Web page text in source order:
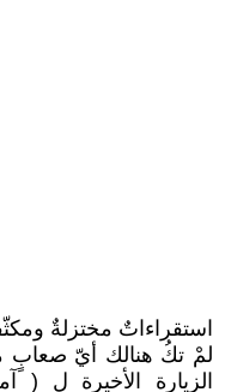
استقراءاتٌ مختزلةٌ
لمْ تكُ هنالك أيّ صعابٍ
الزيارة الأخيرة لِ